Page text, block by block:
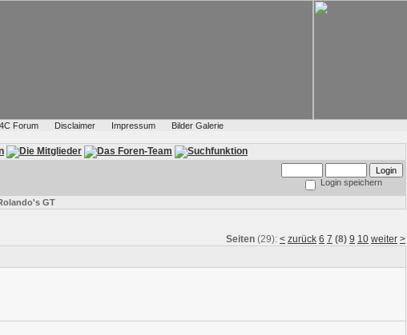
4C Forum Disclaimer Impressum Bilder Galerie
Login speichern
GT
Seiten (29): < zurück 6 7 (8) 9 10 weiter >